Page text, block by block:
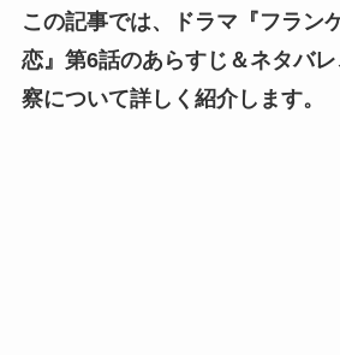
この記事では、ドラマ『フラン
恋』第6話のあらすじ＆ネタバ
察について詳しく紹介します。